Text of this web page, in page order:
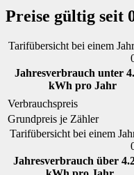
Preise gültig seit
Tarifübersicht bei einem
Jahresverbrauch unter
kWh pro Jahr
Verbrauchspreis
Grundpreis je Zähler
Tarifübersicht bei einem
Jahresverbrauch über